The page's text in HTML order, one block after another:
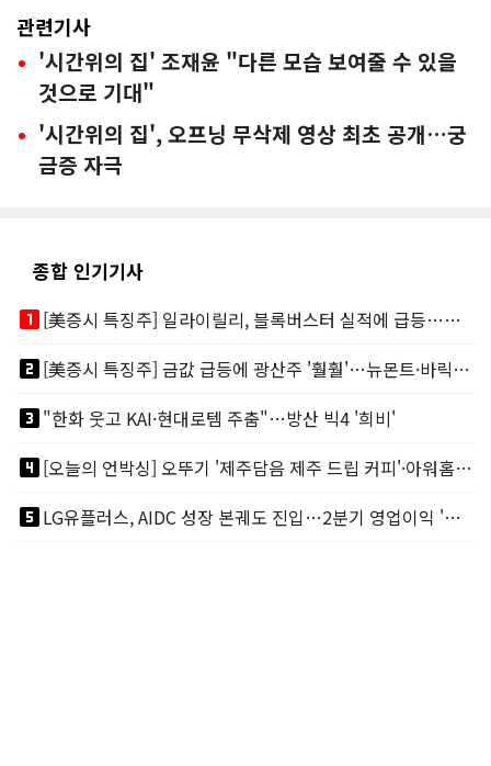
관련기사
'시간위의 집' 조재윤 "다른 모습 보여줄 수 있을
것으로 기대"
'시간위의 집', 오프닝 무삭제 영상 최초 공개…궁
금증 자극
종합 인기기사
looks_one
[美증시 특징주] 일라이릴리, 블록버스터 실적에 급등…마운자로 매출 폭발
looks_two
[美증시 특징주] 금값 급등에 광산주 '훨훨'…뉴몬트·바릭마이닝 주도
looks_3"한화 웃고 KAI·현대로템 주춤"…방산 빅4 '희비'
looks_4
[오늘의 언박싱] 오뚜기 '제주담음 제주 드립 커피'·아워홈 ‘갓석박지’ 外
looks_5
LG유플러스, AIDC 성장 본궤도 진입…2분기 영업이익 '역대 최대'